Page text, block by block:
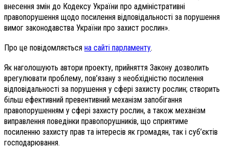
внесення змін до Кодексу України про адміністративні
правопорушення щодо посилення відповідальності за порушення
вимог законодавства України про захист рослин».
Про це повідомляється на сайті парламенту.
Як наголошують автори проекту, прийняття Закону дозволить
врегулювати проблему, пов’язану з необхідністю посилення
відповідальності за порушення у сфері захисту рослин; створить
більш ефективний превентивний механізм запобігання
правопорушенням у сфері захисту рослин, а також механізм
виправлення поведінки правопорушників, що сприятиме
посиленню захисту прав та інтересів як громадян, так і суб’єктів
господарювання.